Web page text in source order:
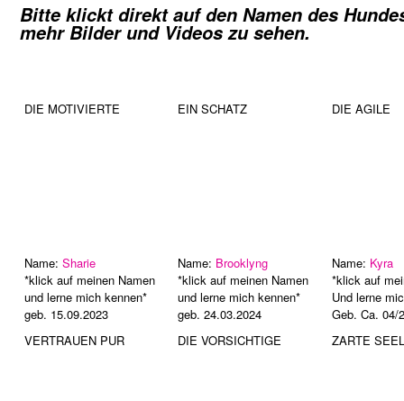
Bitte klickt direkt auf den Namen des
mehr Bilder und Videos zu sehen.
DIE MOTIVIERTE
Name:Sharie
*klick auf meinen Namen
und lerne mich kennen*
geb. 15.09.2023
EIN SCHATZ
Name: Brooklyng
*klick auf meinen Namen
und lerne mich kennen*
geb. 24.03.2024
DIE AGILE
Name: Kyra
*klick auf
Und lerne
Geb. Ca. 04/
VERTRAUEN PUR
DIE VORSICHTIGE ZARTE